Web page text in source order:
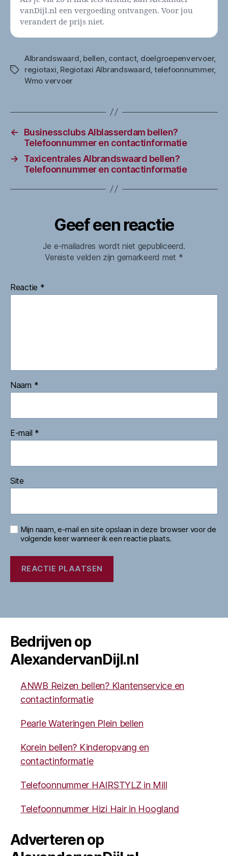
vanDijl.nl een vergoeding ontvangen. Voor jou
verandert de prijs niet.
Tags
Albrandswaard bellen contact, doelgroepenvervoer,
regiotaxi Regiotaxi Albrandswaard telefoonnummer,
Wmo vervoer
←
Businessclubs Alblasserdam bellen?
Telefoonnummer en contactinformatie
→
Taxicentrales Albrandswaard bellen?
Telefoonnummer en contactinformatie
Geef een reactie
Je e-mailadres wordt niet gepubliceerd.
Vereiste velden zijn gemarkeerd met *
Reactie *
Naam *
E-mail *
Site
Mijn naam, e-mail en site opslaan in deze browser voor de
volgende keer wanneer ik een reactie plaats.
Bedrijven op
AlexandervanDijl.nl
ANWB Reizen bellen? Klantenservice en
contactinformatie
Pearle Wateringen Plein bellen
Korein bellen? Kinderopvang en
contactinformatie
Telefoonnummer HAIRSTYLZ in Mill
Telefoonnummer Hizi Hair in Hoogland
Adverteren op